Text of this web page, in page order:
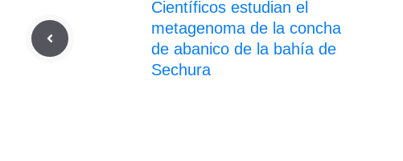
Científicos estudian el
metagenoma de la concha
de abanico de la bahía de
Sechura